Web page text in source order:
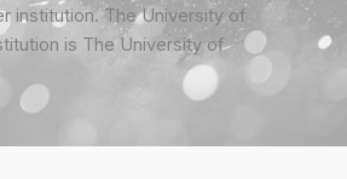
institution. The University of
is The University of